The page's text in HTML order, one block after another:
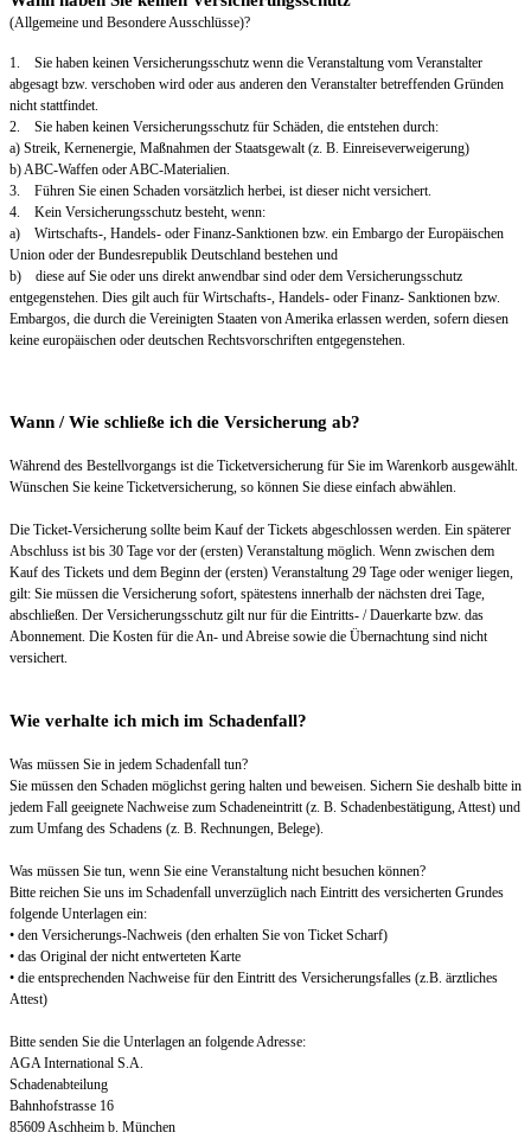
(Allgemeine und Besondere Ausschlüsse)?
1. Sie haben keinen Versicherungsschutz wenn die Veranstaltung vom Veranstalter
abgesagt bzw. verschoben wird oder aus anderen den Veranstalter betreffenden Gründen
nicht stattfindet.
2. Sie haben keinen Versicherungsschutz für Schäden, die entstehen durch:
a) Streik, Kernenergie, Maßnahmen der Staatsgewalt (z. B. Einreiseverweigerung)
b) ABC-Waffen oder ABC-Materialien.
3. Führen Sie einen Schaden vorsätzlich herbei, ist dieser nicht versichert.
4. Kein Versicherungsschutz besteht, wenn:
a) Wirtschafts-, Handels- oder Finanz-Sanktionen bzw. ein Embargo der Europäischen
Union oder der Bundesrepublik Deutschland bestehen und
b) diese auf Sie oder uns direkt anwendbar sind oder dem Versicherungsschutz
entgegenstehen. Dies gilt auch für Wirtschafts-, Handels- oder Finanz- Sanktionen bzw.
Embargos, die durch die Vereinigten Staaten von Amerika erlassen werden, sofern diesen
keine europäischen oder deutschen Rechtsvorschriften entgegenstehen.
Wann / Wie schließe ich die Versicherung ab?
Während des Bestellvorgangs ist die Ticketversicherung für Sie im Warenkorb ausgewählt.
Wünschen Sie keine Ticketversicherung, so können Sie diese einfach abwählen.
Die Ticket-Versicherung sollte beim Kauf der Tickets abgeschlossen werden. Ein späterer
Abschluss ist bis 30 Tage vor der (ersten) Veranstaltung möglich. Wenn zwischen dem
Kauf des Tickets und dem Beginn der (ersten) Veranstaltung 29 Tage oder weniger liegen,
gilt: Sie müssen die Versicherung sofort, spätestens innerhalb der nächsten drei Tage,
abschließen. Der Versicherungsschutz gilt nur für die Eintritts- / Dauerkarte bzw. das
Abonnement. Die Kosten für die An- und Abreise sowie die Übernachtung sind nicht
versichert.
Wie verhalte ich mich im Schadenfall?
Was müssen Sie in jedem Schadenfall tun?
Sie müssen den Schaden möglichst gering halten und beweisen. Sichern Sie deshalb bitte in
jedem Fall geeignete Nachweise zum Schadeneintritt (z. B. Schadenbestätigung, Attest) und
zum Umfang des Schadens (z. B. Rechnungen, Belege).
Was müssen Sie tun, wenn Sie eine Veranstaltung nicht besuchen können?
Bitte reichen Sie uns im Schadenfall unverzüglich nach Eintritt des versicherten Grundes
folgende Unterlagen ein:
• den Versicherungs-Nachweis (den erhalten Sie von Ticket Scharf)
• das Original der nicht entwerteten Karte
• die entsprechenden Nachweise für den Eintritt des Versicherungsfalles (z.B. ärztliches
Attest)
Bitte senden Sie die Unterlagen an folgende Adresse:
AGA International S.A.
Schadenabteilung
Bahnhofstrasse 16
85609 Aschheim b. München